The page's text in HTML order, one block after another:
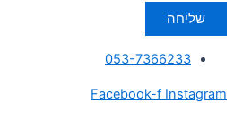
שליחה
053-7366233
Facebook-f Instagram